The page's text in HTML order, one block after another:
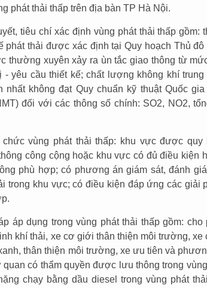
phát thải thấp trên địa bàn TP Hà Nội.
tiêu chí xác định vùng phát thải thấp gồm:
phát thải được xác định tại Quy hoạch Thủ
thường xuyên xảy ra ùn tắc giao thông từ
- yêu cầu thiết kế; chất lượng không khí
nhất không đạt Quy chuẩn kỹ thuật Quốc
đối với các thông số chính: SO2, NO2,
vùng phát thải thấp: khu vực được quy
công cộng hoặc khu vực có đủ điều kiện
phù hợp; có phương án giám sát, đánh
trong khu vực; có điều kiện đáp ứng các giải
áp dụng trong vùng phát thải thấp gồm:
khí thải, xe cơ giới thân thiện môi trường,
thân thiện môi trường, xe ưu tiên và
quan có thẩm quyền được lưu thông trong
chạy bằng dầu diesel trong vùng phát